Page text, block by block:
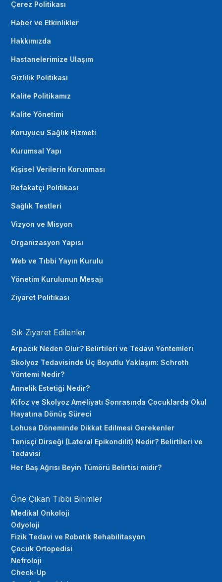
Çerez Politikası
Haber ve Etkinlikler
Hakkımızda
Hastanelerimize Ulaşım
Gizlilik Politikası
Kalite Politikamız
Kalite Yönetimi
Koruyucu Sağlık Hizmeti
Kurumsal Yapı
Kişisel Verilerin Korunması
Refakatçi Politikası
Sağlık Testleri
Vizyon ve Misyon
Organizasyon Yapısı
Web ve Tıbbi Yayın Kurulu
Yönetim Kurulunun Mesajı
Ziyaret Politikası
Sık Ziyaret Edilenler
Arpacık Neden Olur? Belirtileri ve Tedavi Yöntemleri
Skolyoz Tedavisinde Üç Boyutlu Yaklaşım: Schroth
Yöntemi Nedir?
Annelik Estetiği Nedir?
Kifoz ve Skolyoz Ameliyatı Sonrasında Çocuklarda Okul
Hayatına Dönüş Süreci
Lohusa Döneminde Dikkat Edilmesi Gerekenler
Tenisçi Dirseği (Lateral Epikondilit) Nedir? Belirtileri ve
Tedavisi
Her Baş Ağrısı Beyin Tümörü Belirtisi midir?
Öne Çıkan Tıbbi Birimler
Medikal Onkoloji
Odyoloji
Fizik Tedavi ve Robotik Rehabilitasyon
Çocuk Ortopedisi
Nefroloji
Check-Up